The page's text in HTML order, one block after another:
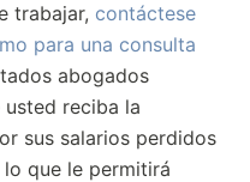
trabajar, contáctese
para una consulta
abogados
reciba la
sus salarios perdidos
que le permitirá